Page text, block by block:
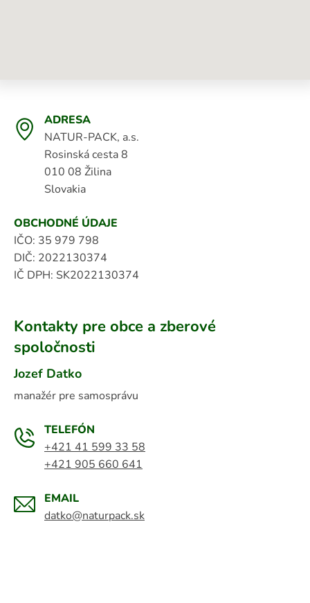
ADRESA
NATUR-PACK, a.s.
Rosinská cesta 8
010 08 Žilina
Slovakia
OBCHODNÉ ÚDAJE
IČO: 35 979 798
DIČ: 2022130374
IČ DPH: SK2022130374
Kontakty pre obce a zberové
spoločnosti
Jozef Datko
manažér pre samosprávu
TELEFÓN
+421 41 599 33 58
+421 905 660 641
EMAIL
datko@naturpack.sk